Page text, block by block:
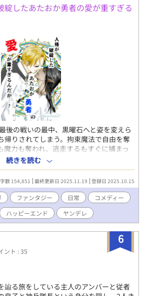
綻したあたおか勇者の愛が重すぎる
後の戦いの最中、黒曜石へと姿を変えら
帰りされてしまう。拘束魔法で自由を奪
魔力も奪われ、逃走するもすぐに捕まっ
に気に入られたばかりに〝自由〟すらま
、愛が重すぎる正義と好青年の皮を被っ
と性格と魔力量）の、常識クラッシャー
にシリアス展開アクション有りのBL異世
す（テンション高いけど土台はダークフ
と道徳心は家出して戻ってきません。 ※
勇者。 ※魔王が生きてるからこそ世界は
八章で完結/全文字数14万文字程度 ▶︎▶︎
⚫︎魔王(受け) アフェクシオン・ブラッ
は俺。ストレートロングの黒髪。襟足長
ンチ。細マッチョ。褐色肌。 滅多に笑
を入れるタイプ。苦労人。たぶん一番
のヒロインポジション。ツンやさ？ク
プリス・グルマルディ 一応勇者。気まぐ
っ壊れキャラ。物腰柔らかい喋り方。砕
続きを読む
数 154,851 最終更新日 2025.11.19 登録日 2025.10.15
ファンタジー 日常
コメディー
ハッピーエンド ヤンデレ
6
ント : 35
辿る旅をしている主人のアンバーと従者